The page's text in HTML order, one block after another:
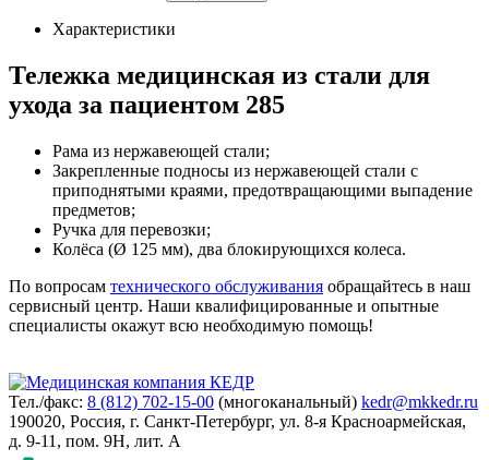
Характеристики
Тележка медицинская из стали для
ухода за пациентом 285
Рама из нержавеющей стали;
Закрепленные подносы из нержавеющей стали с
приподнятыми краями, предотвращающими выпадение
предметов;
Ручка для перевозки;
Колёса (Ø 125 мм), два блокирующихся колеса.
По вопросам технического обслуживания обращайтесь в наш
сервисный центр. Наши квалифицированные и опытные
специалисты окажут всю необходимую помощь!
Тел./факс: 8 (812) 702-15-00 (многоканальный) kedr@mkkedr.ru
190020, Россия, г. Санкт-Петербург, ул. 8-я Красноармейская,
д. 9-11, пом. 9Н, лит. А